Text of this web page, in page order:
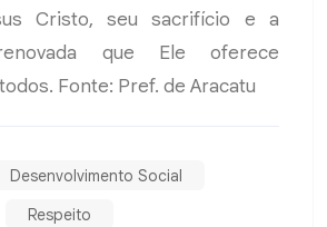
Cristo, seu sacrifício e a
que Ele oferece
Fonte: Pref. de Aracatu
Desenvolvimento Social
Respeito